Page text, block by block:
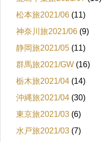
松本旅2021/06 (11)
神奈川旅2021/06 (9)
静岡旅2021/05 (11)
群馬旅2021/GW (16)
栃木旅2021/04 (14)
沖縄旅2021/04 (30)
東京旅2021/03 (6)
水戸旅2021/03 (7)